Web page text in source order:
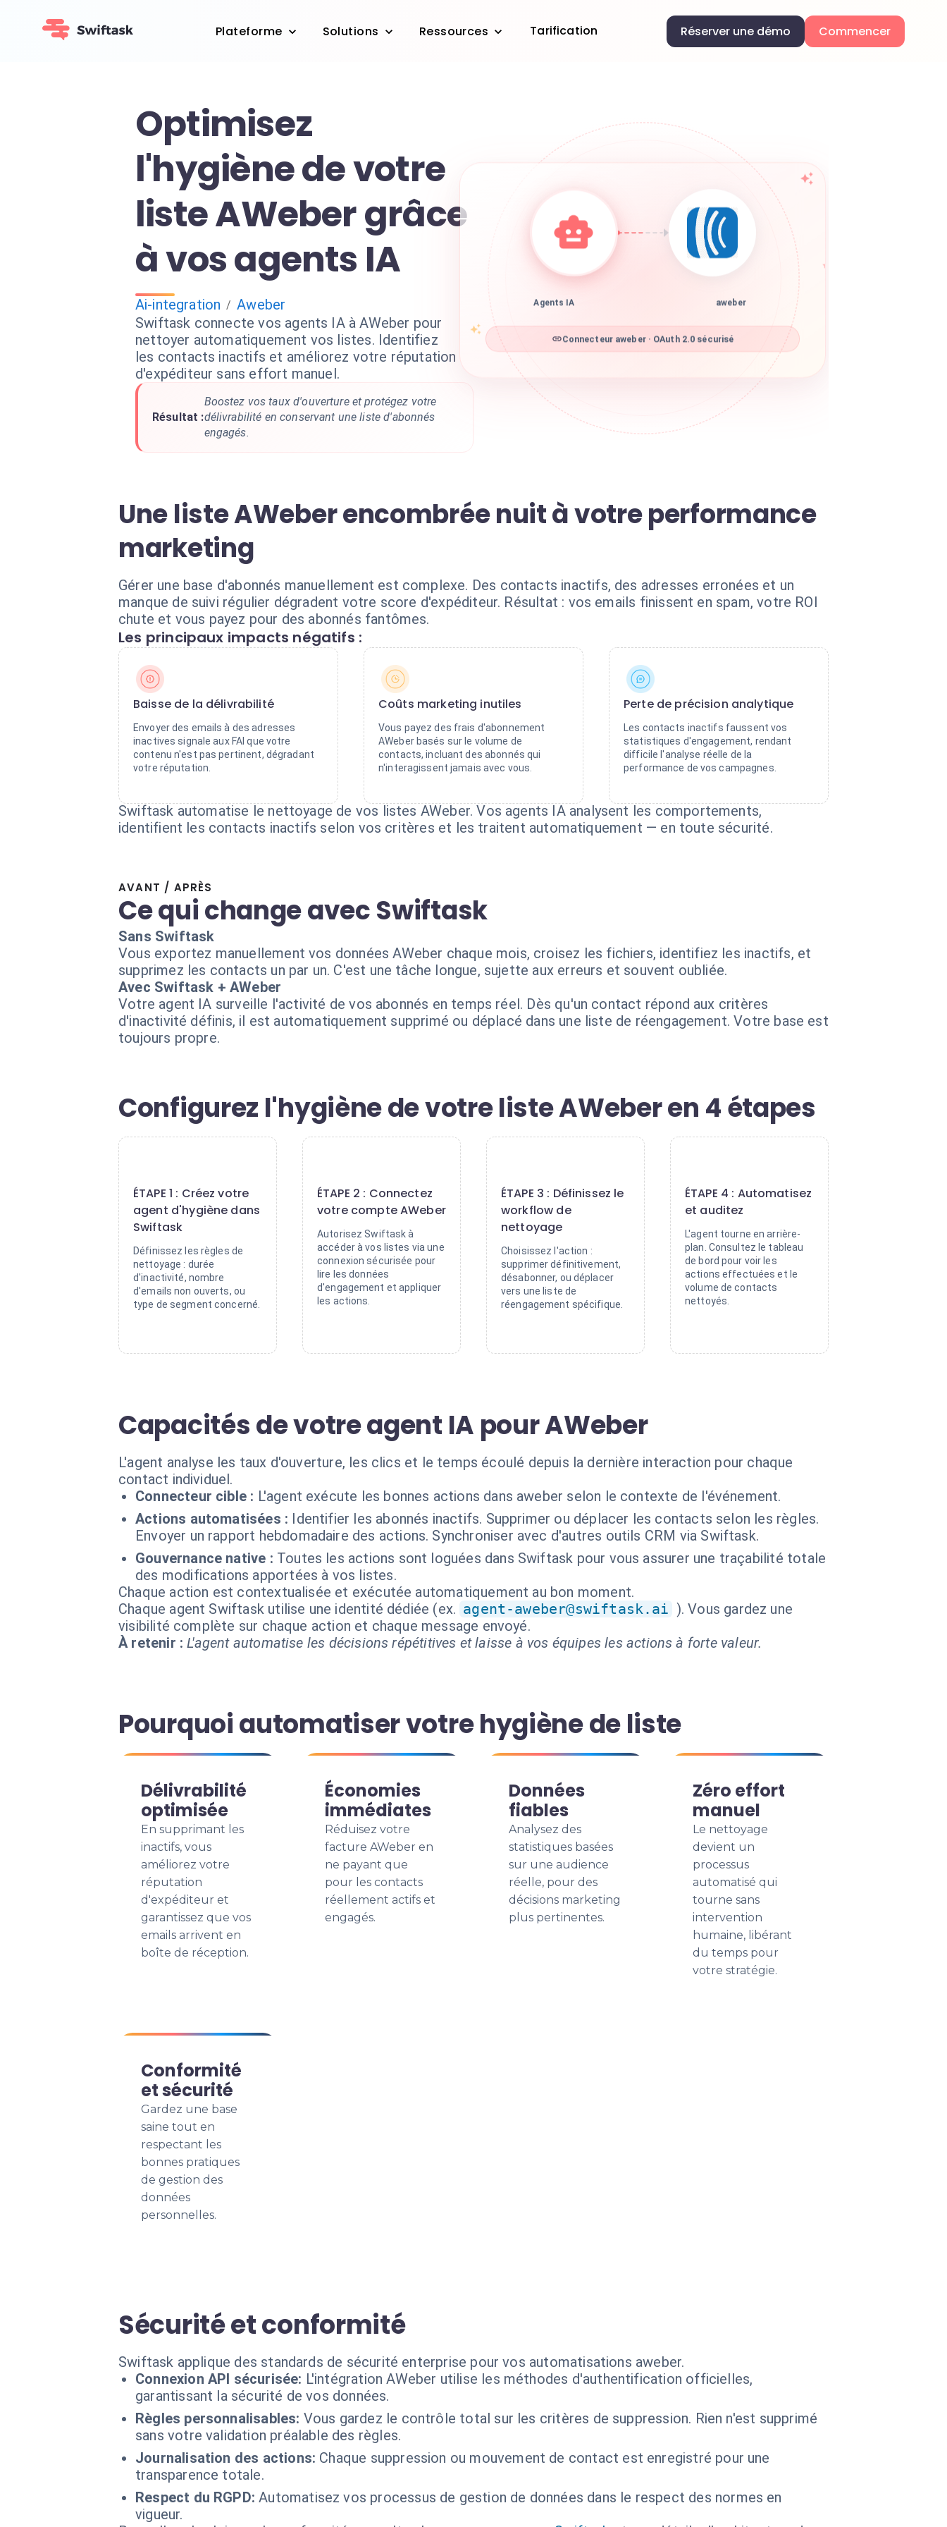
Plateforme Solutions Ressources Tarification Réserver une démo Commencer
Optimisez
l'hygiène de votre
liste AWeber grâce
à vos agents IA
Ai-integration / Aweber
Swiftask connecte vos agents IA à AWeber pour
nettoyer automatiquement vos listes. Identifiez
les contacts inactifs et améliorez votre réputation
d'expéditeur sans effort manuel.
Résultat :
Boostez vos taux d'ouverture et protégez votre
délivrabilité en conservant une liste d'abonnés
engagés.
Agents IA aweber
Connecteur aweber · OAuth 2.0 sécurisé
Une liste AWeber encombrée nuit à votre performance
marketing
Gérer une base d'abonnés manuellement est complexe. Des contacts inactifs, des adresses erronées et un
manque de suivi régulier dégradent votre score d'expéditeur. Résultat : vos emails finissent en spam, votre ROI
chute et vous payez pour des abonnés fantômes.
Les principaux impacts négatifs :
Baisse de la délivrabilité
Envoyer des emails à des adresses
inactives signale aux FAI que votre
contenu n'est pas pertinent, dégradant
votre réputation.
Coûts marketing inutiles
Vous payez des frais d'abonnement
AWeber basés sur le volume de
contacts, incluant des abonnés qui
n'interagissent jamais avec vous.
Perte de précision analytique
Les contacts inactifs faussent vos
statistiques d'engagement, rendant
difficile l'analyse réelle de la
performance de vos campagnes.
Swiftask automatise le nettoyage de vos listes AWeber. Vos agents IA analysent les comportements,
identifient les contacts inactifs selon vos critères et les traitent automatiquement — en toute sécurité.
AVANT / APRÈS
Ce qui change avec Swiftask
Sans Swiftask
Vous exportez manuellement vos données AWeber chaque mois, croisez les fichiers, identifiez les inactifs, et
supprimez les contacts un par un. C'est une tâche longue, sujette aux erreurs et souvent oubliée.
Avec Swiftask + AWeber
Votre agent IA surveille l'activité de vos abonnés en temps réel. Dès qu'un contact répond aux critères
d'inactivité définis, il est automatiquement supprimé ou déplacé dans une liste de réengagement. Votre base est
toujours propre.
Configurez l'hygiène de votre liste AWeber en 4 étapes
ÉTAPE 1 : Créez votre
agent d'hygiène dans
Swiftask
Définissez les règles de
nettoyage : durée
d'inactivité, nombre
d'emails non ouverts, ou
type de segment concerné.
ÉTAPE 2 : Connectez
votre compte AWeber
Autorisez Swiftask à
accéder à vos listes via une
connexion sécurisée pour
lire les données
d'engagement et appliquer
les actions.
ÉTAPE 3 : Définissez le
workflow de
nettoyage
Choisissez l'action :
supprimer définitivement,
désabonner, ou déplacer
vers une liste de
réengagement spécifique.
ÉTAPE 4 : Automatisez
et auditez
L'agent tourne en arrière-
plan. Consultez le tableau
de bord pour voir les
actions effectuées et le
volume de contacts
nettoyés.
Capacités de votre agent IA pour AWeber
L'agent analyse les taux d'ouverture, les clics et le temps écoulé depuis la dernière interaction pour chaque
contact individuel.
Connecteur cible : L'agent exécute les bonnes actions dans aweber selon le contexte de l'événement.
Actions automatisées : Identifier les abonnés inactifs. Supprimer ou déplacer les contacts selon les règles.
Envoyer un rapport hebdomadaire des actions. Synchroniser avec d'autres outils CRM via Swiftask.
Gouvernance native : Toutes les actions sont loguées dans Swiftask pour vous assurer une traçabilité totale
des modifications apportées à vos listes.
Chaque action est contextualisée et exécutée automatiquement au bon moment.
Chaque agent Swiftask utilise une identité dédiée (ex. agent-aweber@swiftask.ai ). Vous gardez une
visibilité complète sur chaque action et chaque message envoyé.
À retenir : L'agent automatise les décisions répétitives et laisse à vos équipes les actions à forte valeur.
Pourquoi automatiser votre hygiène de liste
Délivrabilité
optimisée
En supprimant les
inactifs, vous
améliorez votre
réputation
d'expéditeur et
garantissez que vos
emails arrivent en
boîte de réception.
Économies
immédiates
Réduisez votre
facture AWeber en
ne payant que
pour les contacts
réellement actifs et
engagés.
Données
fiables
Analysez des
statistiques basées
sur une audience
réelle, pour des
décisions marketing
plus pertinentes.
Zéro effort
manuel
Le nettoyage
devient un
processus
automatisé qui
tourne sans
intervention
humaine, libérant
du temps pour
votre stratégie.
Conformité
et sécurité
Gardez une base
saine tout en
respectant les
bonnes pratiques
de gestion des
données
personnelles.
Sécurité et conformité
Swiftask applique des standards de sécurité enterprise pour vos automatisations aweber.
Connexion API sécurisée: L'intégration AWeber utilise les méthodes d'authentification officielles,
garantissant la sécurité de vos données.
Règles personnalisables: Vous gardez le contrôle total sur les critères de suppression. Rien n'est supprimé
sans votre validation préalable des règles.
Journalisation des actions: Chaque suppression ou mouvement de contact est enregistré pour une
transparence totale.
Respect du RGPD: Automatisez vos processus de gestion de données dans le respect des normes en
vigueur.